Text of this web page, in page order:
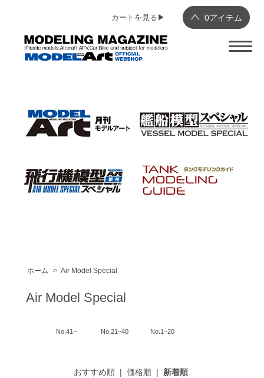
0アイテム
カートを見る▶︎
ホーム > Air Model Special
Air Model Special
No.41~ No.21~40 No.1~20
おすすめ順 |価格順 | 新着順